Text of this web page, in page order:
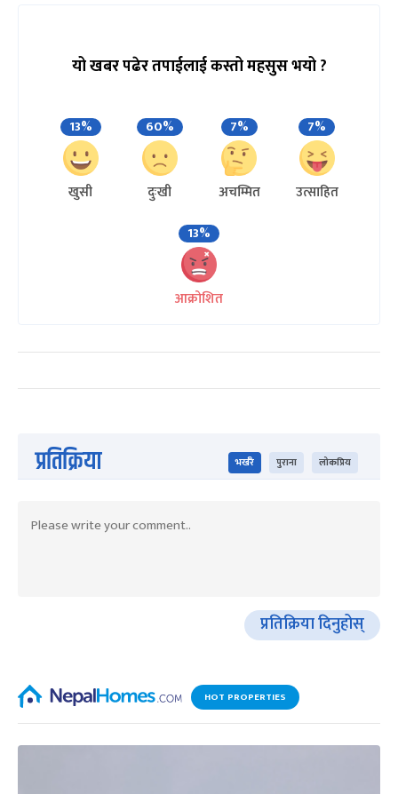
यो खबर पढेर तपाईलाई कस्तो महसुस भयो ?
13%
खुसी
60%
दुःखी
7%
अचम्मित
7%
उत्साहित
13%
आक्रोशित
प्रतिक्रिया भर्खरै पुराना लोकप्रिय
प्रतिक्रिया दिनुहोस्
HOT PROPERTIES